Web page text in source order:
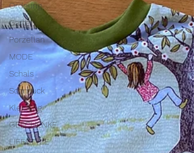
Ordnung
Garten
Porzellan
MODE
Schals
Schmuck
Kleidung
GESCHENKE
LIFESTYLE